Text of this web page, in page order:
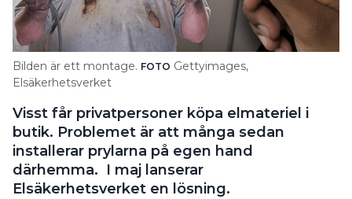
Personuppgifter
Search for:
SEARCH
Bilden är ett montage. FOTO Gettyimages,
Elsäkerhetsverket
Visst får privatpersoner köpa elmateriel i
butik. Problemet är att många sedan
installerar prylarna på egen hand
därhemma. I maj lanserar
Elsäkerhetsverket en lösning.